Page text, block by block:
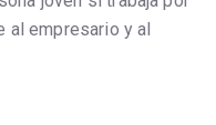
al empresario y al